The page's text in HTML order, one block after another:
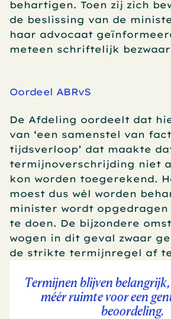
behartigen. Toen zij zich
de beslissing van de
haar advocaat
meteen schriftelijk
Oordeel ABRvS
De Afdeling oordeelt dat
van ‘een samenstel van
tijdsverloop’ dat maakte
termijnoverschrijding niet
kon worden toegerekend.
moest dus wél worden
minister wordt opgedragen
te doen. De bijzondere
wogen in dit geval zwaar
de strikte termijnregel af
Termijnen blijven
méér ruimte voor een
beoordeling.